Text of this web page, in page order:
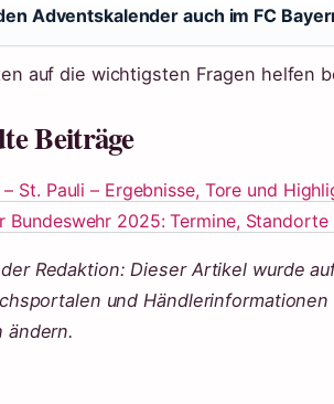
Adventskalender auch im FC
auf die wichtigsten Fragen helfen
Beiträge
– St. Pauli – Ergebnisse, Tore und
Bundeswehr 2025: Termine,
Redaktion: Dieser Artikel wurde
und
ändern.